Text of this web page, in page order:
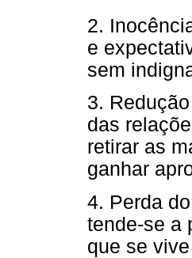
2.
e
sem
3.
das
retirar as
ganhar
4. Perda
tende-se a
que se